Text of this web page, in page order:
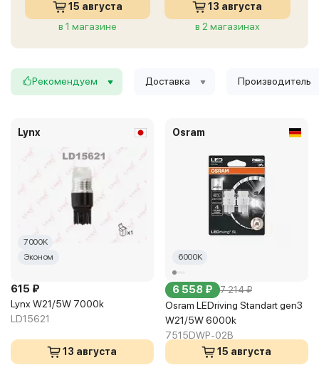
15 августа
в 1 магазине
13 августа
в 2 магазинах
Рекомендуем Доставка Производитель
Lynx
7000K
Эконом
615 ₽
Lynx W21/5W 7000k
LD15621
13 августа
Osram
6000K
6 558 ₽ 7 214 ₽
Osram LEDriving Standart gen3
W21/5W 6000k
7515DWP-02B
15 августа